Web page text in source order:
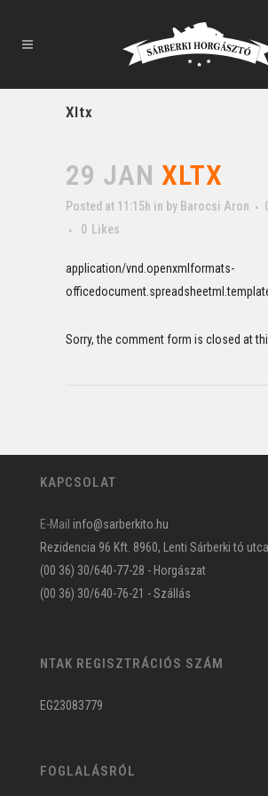
Xltx
29 JAN XLTX
Posted at 11:15h in by Barocsi Aron
0
Likes
application/vnd.openxmlformats-
Sorry, the comment form is closed at
KAPCSOLAT
E-Mail info@sarberkito.hu
Rezidencia 96 Kft. 8960, Lenti Sárberki tó utca
(00 36) 30/640-77-28 - Horgászat
(00 36) 30/640-76-21 - Szállás
NTAK REGISZTRÁCIÓS SZÁM
EG23083779
FOGLALÁSRÓL